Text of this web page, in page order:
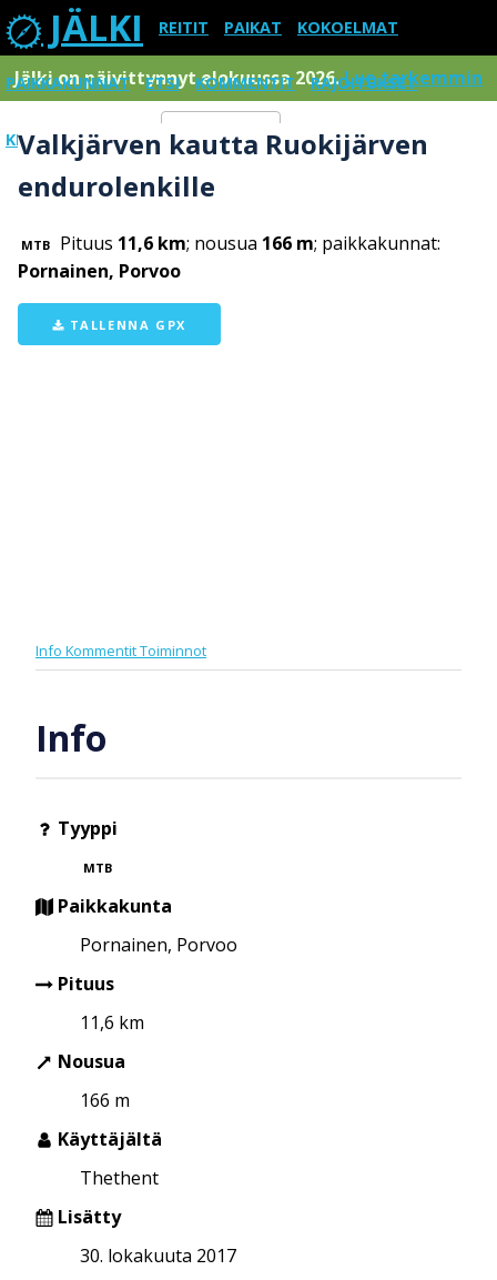
JÄLKI REITIT PAIKAT KOKOELMAT
PAIKKAKUNNAT ETSI KOMMENTIT RAJOITUKSET
KIRJAUDU SISÄÄN Menu
Jälki on päivittynnyt elokuussa 2026.Lue tarkemmin
Valkjärven kautta Ruokijärven
endurolenkille
MTB Pituus 11,6 km; nousua 166 m; paikkakunnat:
Pornainen, Porvoo
TALLENNA GPX
Info KommentitToiminnot
Info
Tyyppi
MTB
Paikkakunta
Pornainen, Porvoo
Pituus
11,6 km
Nousua
166 m
Käyttäjältä
Thethent
Lisätty
30. lokakuuta 2017